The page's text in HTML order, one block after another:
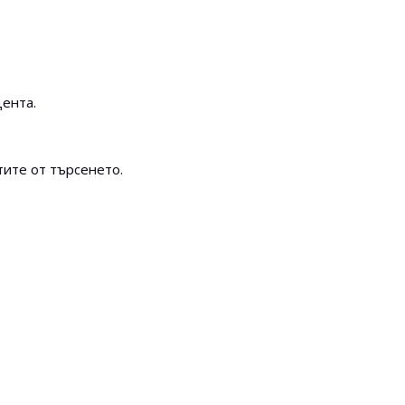
от търсенето.